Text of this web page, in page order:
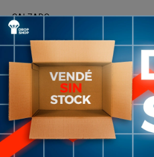
CALZADO
CALZAS
CAMPERAS
CONJUNTOS
MANGAS